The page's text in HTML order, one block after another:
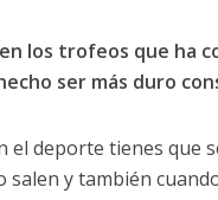
los trofeos que ha
ser más duro
el deporte tienes que
salen y también